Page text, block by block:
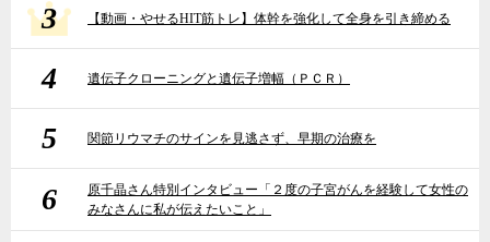
3 【動画・やせるHIT筋トレ】体幹を強化して全身を引き締める
4 遺伝子クローニングと遺伝子増幅（ＰＣＲ）
5 関節リウマチのサインを見逃さず、早期の治療を
6
原千晶さん特別インタビュー「２度の子宮がんを経験して女性の
みなさんに私が伝えたいこと」